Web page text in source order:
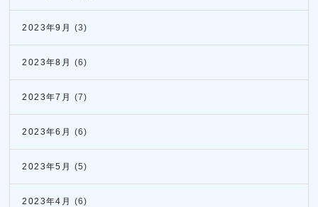
2023年9月 (3)
2023年8月 (6)
2023年7月 (7)
2023年6月 (6)
2023年5月 (5)
2023年4月 (6)